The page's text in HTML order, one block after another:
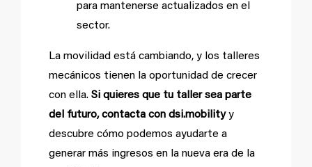
para mantenerse actualizados en el
sector.
La movilidad está cambiando, y los talleres
mecánicos tienen la oportunidad de crecer
con ella. Si quieres que tu taller sea parte
del futuro, contacta con dsi.mobilityy
descubre cómo podemos ayudarte a
generar más ingresos en la nueva era de la